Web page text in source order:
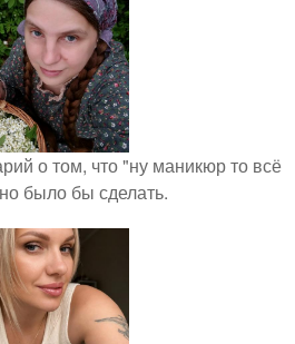
о том, что "ну маникюр то всё
было бы сделать.